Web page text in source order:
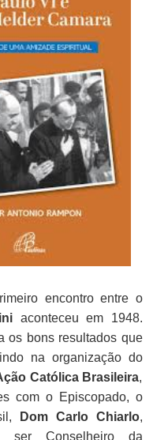
encontro entre o
aconteceu em 1948.
os bons resultados que
na organização do
Católica Brasileira,
com o Episcopado, o
Dom Carlo Chiarlo,
ser Conselheiro da